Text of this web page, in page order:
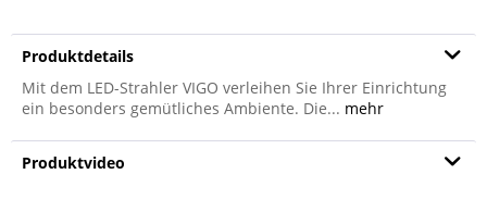
Produktdetails
Mit dem LED-Strahler VIGO verleihen Sie Ihrer Einrichtung
ein besonders gemütliches Ambiente. Die... mehr
Produktvideo